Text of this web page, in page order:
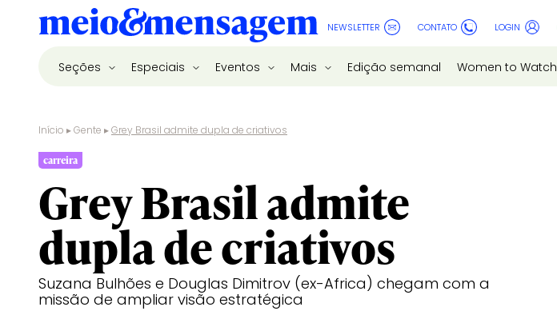
NEWSLETTER CONTATO LOGIN
Seções Especiais Eventos Mais Edição semanal Women to Watch
Início ▸Gente ▸Grey Brasil admite dupla de criativos
carreira
Grey Brasil admite
dupla de criativos
Suzana Bulhões e Douglas Dimitrov (ex-Africa) chegam com a
missão de ampliar visão estratégica